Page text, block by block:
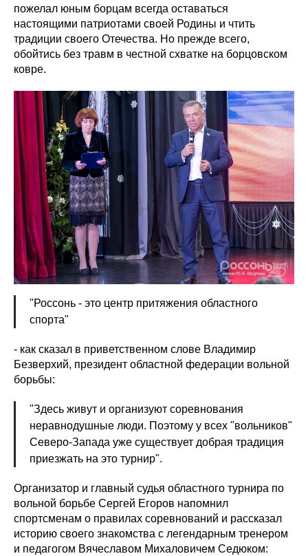
пожелал юным борцам всегда оставаться
настоящими патриотами своей Родины и чтить
традиции своего Отечества. Но прежде всего,
обойтись без травм в честной схватке на борцовском
ковре.
"Россонь - это центр притяжения областного
спорта"
- как сказал в приветственном слове Владимир
Безверхий, президент областной федерации вольной
борьбы:
"Здесь живут и организуют соревнования
неравнодушные люди. Поэтому у всех "вольников"
Северо-Запада уже существует добрая традиция
приезжать на это турнир".
Организатор и главный судья областного турнира по
вольной борьбе Сергей Егоров напомнил
спортсменам о правилах соревнований и рассказал
историю своего знакомства с легендарным тренером
и педагогом Вячеславом Михаловичем Седюком: